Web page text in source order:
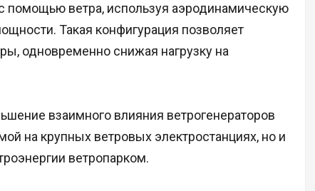
помощью ветра, используя аэродинамическую
Такая конфигурация позволяет
одновременно снижая нагрузку на
взаимного влияния ветрогенераторов
на крупных ветровых электростанциях, но и
ветропарком.